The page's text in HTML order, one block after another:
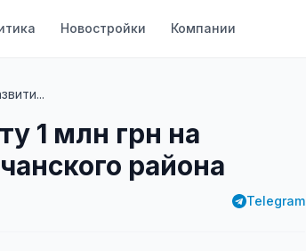
Новостройки Компании
1 млн грн на
района
Telegram